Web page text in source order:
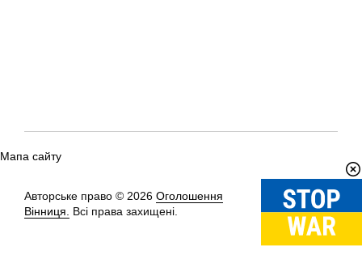
Мапа сайту
Авторське право © 2026 Оголошення
Вінниця.
Всі права захищені.
Вгору↑